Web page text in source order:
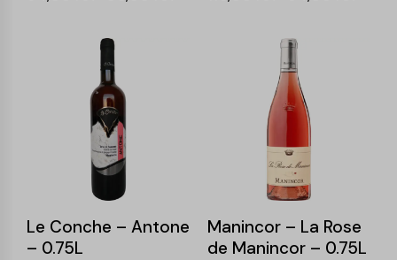
Le Conche – Antone
– 0.75L
Manincor – La Rose
de Manincor – 0.75L